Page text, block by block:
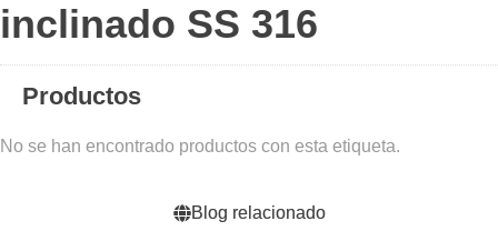
inclinado SS 316
Productos
No se han encontrado productos con esta etiqueta.
Blog relacionado